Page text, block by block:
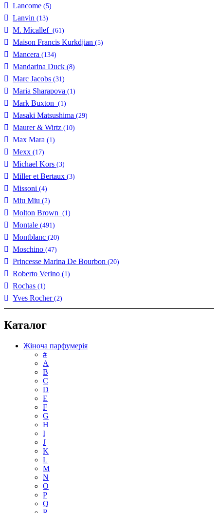
Lancome (5)
Lanvin (13)
M. Micallef (61)
Maison Francis Kurkdjian (5)
Mancera (134)
Mandarina Duck (8)
Marc Jacobs (31)
Maria Sharapova (1)
Mark Buxton (1)
Masaki Matsushima (29)
Maurer & Wirtz (10)
Max Mara (1)
Mexx (17)
Michael Kors (3)
Miller et Bertaux (3)
Missoni (4)
Miu Miu (2)
Molton Brown (1)
Montale (491)
Montblanc (20)
Moschino (47)
Princesse Marina De Bourbon (20)
Roberto Verino (1)
Rochas (1)
Yves Rocher (2)
Каталог
Жіноча парфумерія
#
А
B
C
D
E
F
G
H
I
J
K
L
M
N
O
P
Q